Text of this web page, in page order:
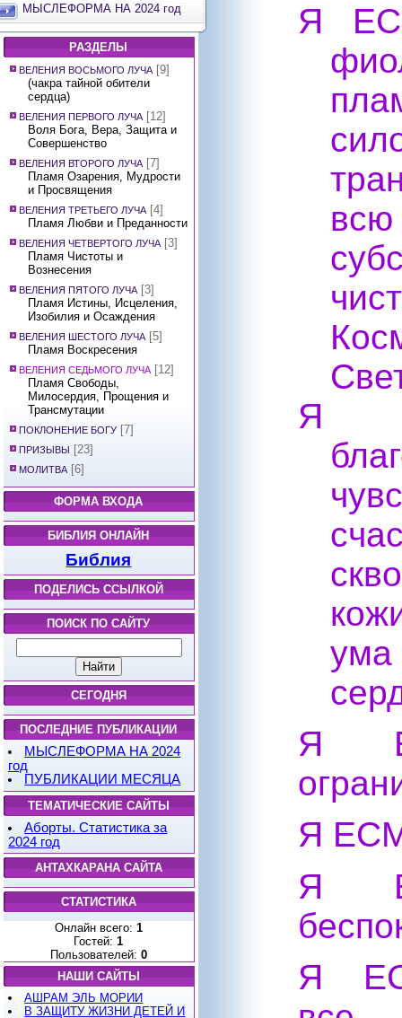
МЫСЛЕФОРМА НА 2024 год
РАЗДЕЛЫ
ВЕЛЕНИЯ ВОСЬМОГО ЛУЧА [9]
(чакра тайной обители
сердца)
ВЕЛЕНИЯ ПЕРВОГО ЛУЧА [12]
Воля Бога, Вера, Защита и
Совершенство
ВЕЛЕНИЯ ВТОРОГО ЛУЧА [7]
Пламя Озарения, Мудрости
и Просвящения
ВЕЛЕНИЯ ТРЕТЬЕГО ЛУЧА [4]
Пламя Любви и Преданности
ВЕЛЕНИЯ ЧЕТВЕРТОГО ЛУЧА [3]
Пламя Чистоты и
Вознесения
ВЕЛЕНИЯ ПЯТОГО ЛУЧА [3]
Пламя Истины, Исцеления,
Изобилия и Осаждения
ВЕЛЕНИЯ ШЕСТОГО ЛУЧА [5]
Пламя Воскресения
ВЕЛЕНИЯ СЕДЬМОГО ЛУЧА [12]
Пламя Свободы,
Милосердия, Прощения и
Трансмутации
ПОКЛОНЕНИЕ БОГУ [7]
ПРИЗЫВЫ [23]
МОЛИТВА [6]
ФОРМА ВХОДА
БИБЛИЯ ОНЛАЙН
Библия
ПОДЕЛИСЬ ССЫЛКОЙ
ПОИСК ПО САЙТУ
СЕГОДНЯ
ПОСЛЕДНИЕ ПУБЛИКАЦИИ
МЫСЛЕФОРМА НА 2024
год
ПУБЛИКАЦИИ МЕСЯЦА
ТЕМАТИЧЕСКИЕ САЙТЫ
Аборты. Статистика за
2024 год
АНТАХКАРАНА САЙТА
СТАТИСТИКА
Онлайн всего: 1
Гостей:1
Пользователей: 0
НАШИ САЙТЫ
АШРАМ ЭЛЬ МОРИИ
В ЗАЩИТУ ЖИЗНИ ДЕТЕЙ И
Я
Я
Я
Я
Я
Я